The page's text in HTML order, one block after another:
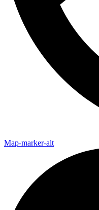
Map-marker-alt